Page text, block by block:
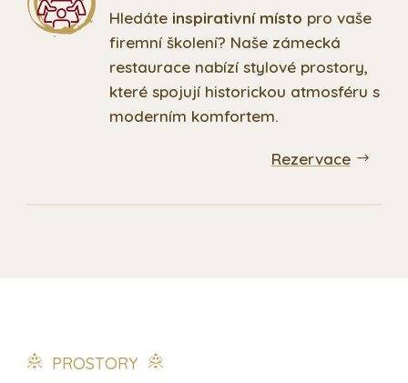
Hledáte inspirativní místo pro vaše
firemní školení? Naše zámecká
restaurace nabízí stylové prostory,
které spojují historickou atmosféru s
moderním komfortem.
Rezervace
PROSTORY